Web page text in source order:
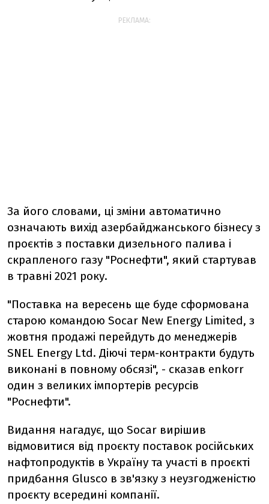
РЕКЛАМА:
За його словами, ці зміни автоматично
означають вихід азербайджанського бізнесу з
проєктів з поставки дизельного палива і
скрапленого газу "Роснефти", який стартував
в травні 2021 року.
"Поставка на вересень ще буде сформована
старою командою Socar New Energy Limited, з
жовтня продажі перейдуть до менеджерів
SNEL Energy Ltd. Діючі терм-контракти будуть
виконані в повному обсязі", - сказав enkorr
один з великих імпортерів ресурсів
"Роснефти".
Видання нагадує, що Socar вирішив
відмовитися від проєкту поставок російських
нафтопродуктів в Україну та участі в проєкті
придбання Glusco в зв'язку з неузгодженістю
проєкту всередині компанії.